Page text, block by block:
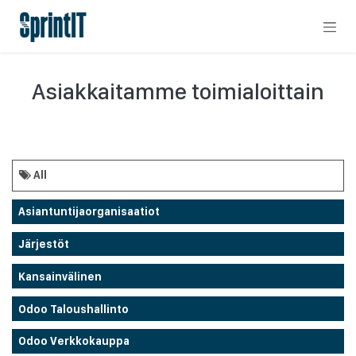
Asiakkaitamme toimialoittain
All
Asiantuntijaorganisaatiot
Järjestöt
Kansainvälinen
Odoo Taloushallinto
Odoo Verkkokauppa